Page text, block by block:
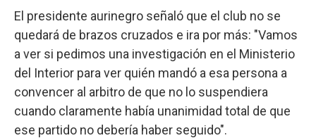
El presidente aurinegro señaló que el club no se
quedará de brazos cruzados e ira por más: "Vamos
a ver si pedimos una investigación en el Ministerio
del Interior para ver quién mandó a esa persona a
convencer al arbitro de que no lo suspendiera
cuando claramente había unanimidad total de que
ese partido no debería haber seguido".